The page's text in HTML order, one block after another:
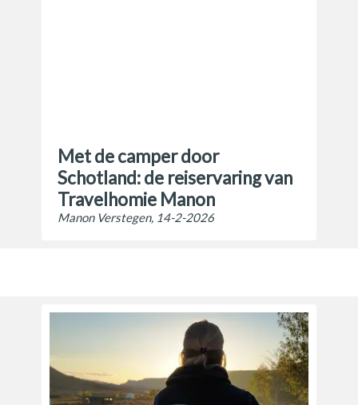
Met de camper door
Schotland: de reiservaring van
Travelhomie Manon
Manon Verstegen, 14-2-2026